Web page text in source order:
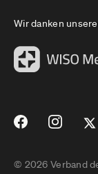
Wir danken
© 2026 Verband